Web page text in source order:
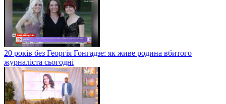
20 років без Георгія Гонгадзе: як живе родина вбитого
журналіста сьогодні